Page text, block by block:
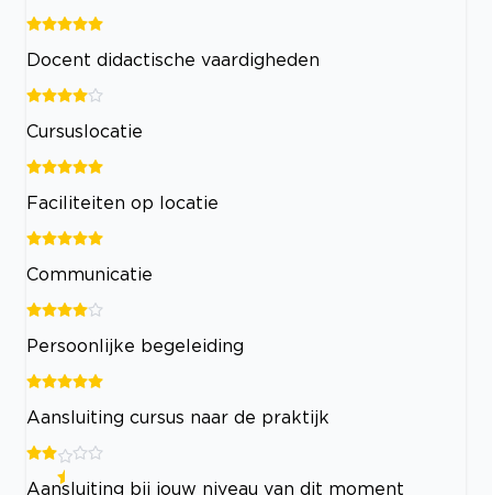
Docent didactische vaardigheden
Cursuslocatie
Faciliteiten op locatie
Communicatie
Persoonlijke begeleiding
Aansluiting cursus naar de praktijk
Aansluiting bij jouw niveau van dit moment